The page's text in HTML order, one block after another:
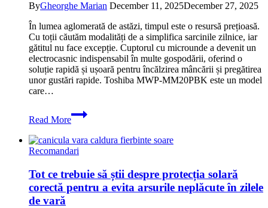
promotie
fantastica
cu
reducere
superba
ByGheorghe Marian December 11, 2025December 27, 2025
În lumea aglomerată de astăzi, timpul este o resursă prețioasă.
Cu toții căutăm modalități de a simplifica sarcinile zilnice, iar
gătitul nu face excepție. Cuptorul cu microunde a devenit un
electrocasnic indispensabil în multe gospodării, oferind o
soluție rapidă și ușoară pentru încălzirea mâncării și pregătirea
unor gustări rapide. Toshiba MWP-MM20PBK este un model
care…
Read More
Oferta
foarte
la
Cuptor
microunde
Toshiba
Recomandari
Tot ce trebuie să știi despre protecția solară
corectă pentru a evita arsurile neplăcute în zilele
de vară